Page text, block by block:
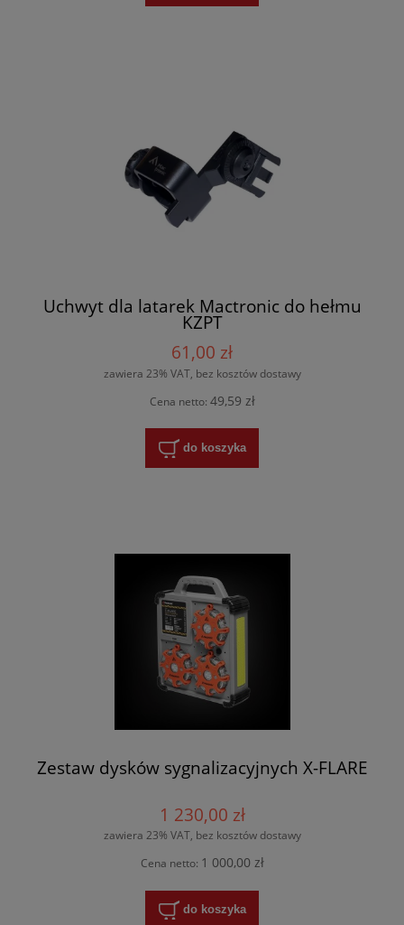
Uchwyt dla latarek Mactronic do hełmu
KZPT
61,00 zł
zawiera 23% VAT, bez kosztów dostawy
Cena netto: 49,59 zł
do koszyka
Zestaw dysków sygnalizacyjnych X-FLARE
1 230,00 zł
zawiera 23% VAT, bez kosztów dostawy
Cena netto: 1 000,00 zł
do koszyka